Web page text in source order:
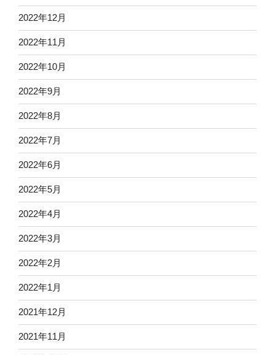
2022年12月
2022年11月
2022年10月
2022年9月
2022年8月
2022年7月
2022年6月
2022年5月
2022年4月
2022年3月
2022年2月
2022年1月
2021年12月
2021年11月